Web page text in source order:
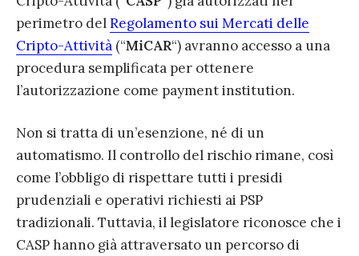
perimetro delRegolamento sui Mercati delle
Cripto-Attività (“MiCAR“) avranno accesso a una
procedura semplificata per ottenere
l’autorizzazione come payment institution.
Non si tratta di un’esenzione, né di un
automatismo. Il controllo del rischio rimane, così
come l’obbligo di rispettare tutti i presidi
prudenziali e operativi richiesti ai PSP
tradizionali. Tuttavia, il legislatore riconosce che i
CASP hanno già attraversato un percorso di